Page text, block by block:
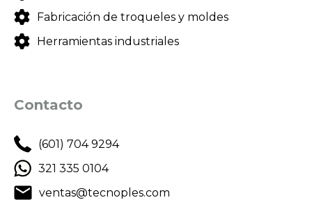
Fabricación de troqueles y moldes
Herramientas industriales
Contacto
(601) 704 9294
321 335 0104
ventas@tecnoples.com